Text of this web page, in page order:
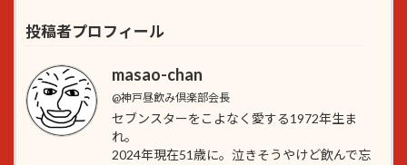
投稿者プロフィール
masao-chan
@神戸昼飲み倶楽部会長
セブンスターをこよなく愛する1972年生ま
れ。
2024年現在51歳に。泣きそうやけど飲んで忘